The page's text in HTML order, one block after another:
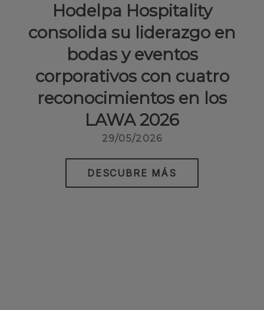
Hodelpa Hospitality
consolida su liderazgo en
bodas y eventos
corporativos con cuatro
reconocimientos en los
LAWA 2026
29/05/2026
DESCUBRE MÁS